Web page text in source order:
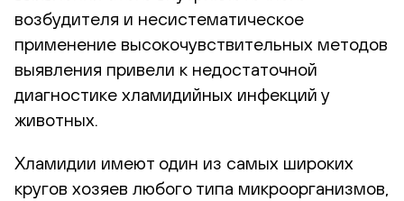
возбудителя и несистематическое
применение высокочувствительных методов
выявления привели к недостаточной
диагностике хламидийных инфекций у
животных.
Хламидии имеют один из самых широких
кругов хозяев любого типа микроорганизмов,